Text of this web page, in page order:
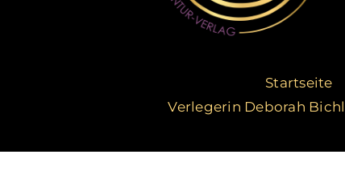
Startseite
Verlegerin Deborah